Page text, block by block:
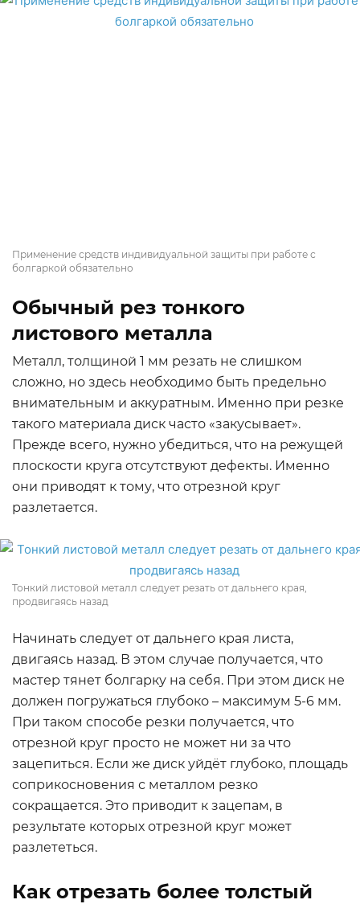
Применение средств индивидуальной защиты при работе с
болгаркой обязательно
Обычный рез тонкого
листового металла
Металл, толщиной 1 мм резать не слишком
сложно, но здесь необходимо быть предельно
внимательным и аккуратным. Именно при резке
такого материала диск часто «закусывает».
Прежде всего, нужно убедиться, что на режущей
плоскости круга отсутствуют дефекты. Именно
они приводят к тому, что отрезной круг
разлетается.
Тонкий листовой металл следует резать от дальнего края,
продвигаясь назад
Начинать следует от дальнего края листа,
двигаясь назад. В этом случае получается, что
мастер тянет болгарку на себя. При этом диск не
должен погружаться глубоко – максимум 5-6 мм.
При таком способе резки получается, что
отрезной круг просто не может ни за что
зацепиться. Если же диск уйдёт глубоко, площадь
соприкосновения с металлом резко
сокращается. Это приводит к зацепам, в
результате которых отрезной круг может
разлететься.
Как отрезать более толстый